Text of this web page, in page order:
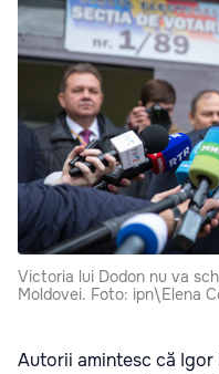
Victoria lui Dodon nu va
Moldovei. Foto: ipn\Elena
Autorii amintesc că